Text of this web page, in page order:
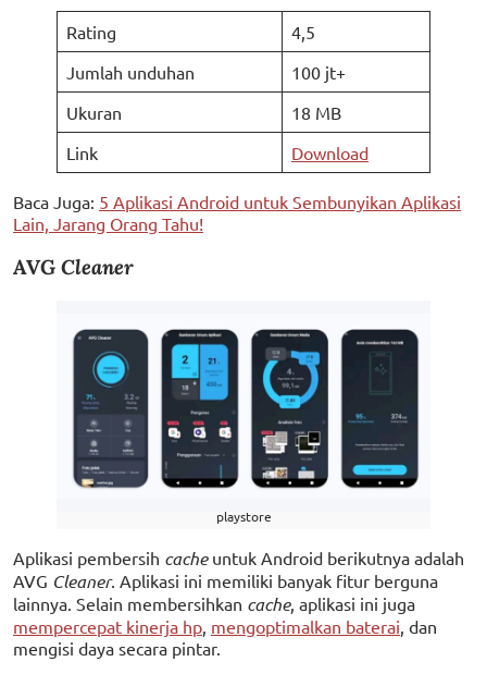
Rating
4,5
Jumlah unduhan
100 jt+
Ukuran
18 MB
Link
Download
Baca Juga: 5 Aplikasi Android untuk Sembunyikan Aplikasi
Lain, Jarang Orang Tahu!
AVG Cleaner
playstore
Aplikasi pembersih cache untuk Android berikutnya adalah
AVG Cleaner. Aplikasi ini memiliki banyak fitur berguna
lainnya. Selain membersihkan cache, aplikasi ini juga
mempercepat kinerja hp mengoptimalkan baterai , dan
mengisi daya secara pintar.